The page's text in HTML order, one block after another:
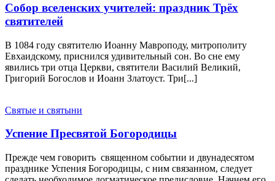
Собор вселенских учителей: праздник Трёх
святителей
В 1084 году святителю Иоанну Мавроподу, митрополиту
Евхаидскому, приснился удивительный сон. Во сне ему
явились три отца Церкви, святители Василий Великий,
Григорий Богослов и Иоанн Златоуст. Три[...]
Святые и святыни
Успение Пресвятой Богородицы
Прежде чем говорить священном событии и двунадесятом
празднике Успения Богородицы, с ним связанном, следует